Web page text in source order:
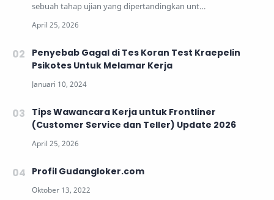
sebuah tahap ujian yang dipertandingkan unt…
Penyebab Gagal di Tes Koran Test Kraepelin
Psikotes Untuk Melamar Kerja
Tips Wawancara Kerja untuk Frontliner
(Customer Service dan Teller) Update 2026
Profil Gudangloker.com